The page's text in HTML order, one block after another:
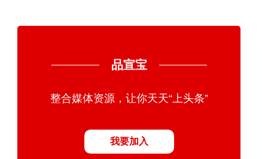
品宣宝
整合媒体资源，让你天天“上头条”
我要加入